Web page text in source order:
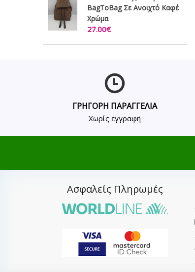
BagToBag Σε Ανοιχτό Καφέ
Χρώμα
27.00€
ΓΡΗΓΟΡΗ ΠΑΡΑΓΓΕΛΙΑ
Χωρίς εγγραφή
Ασφαλείς Πληρωμές